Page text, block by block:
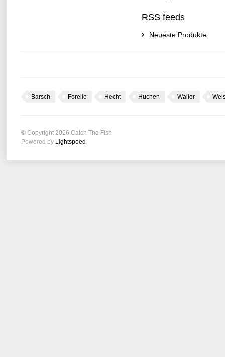
RSS feeds
Neueste Produkte
Barsch Forelle Hecht Huchen Waller
© Copyright 2026 Catch The Fish
Powered by Lightspeed